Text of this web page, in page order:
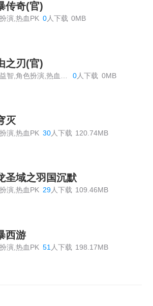
》线下累充活动
》长期线下返利活动，有新增道具
》最新线下活动
开服表
》双11狂欢活动
》历史累计线下返利
下活动
】线下个性称号返利活动
籍》2026年7月6日合服公告
》开服活动
传奇(官)
演,热血PK 0人下载 0MB
之刃(官)
0人下载 0MB
灭
演,热血PK 30人下载 120.74MB
圣域之羽国沉默
演,热血PK 29人下载 109.46MB
西游
演,热血PK 51 人下载 198.17MB